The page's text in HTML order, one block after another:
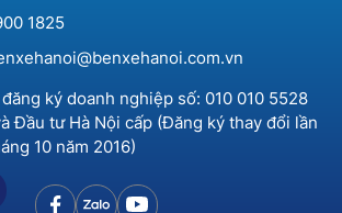
1825
ký doanh nghiệp số: 010 010 5528
Đầu tư Hà Nội cấp (Đăng ký thay đổi lần
10 năm 2016)